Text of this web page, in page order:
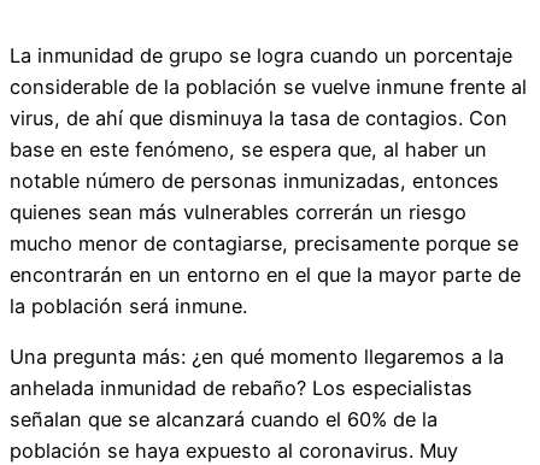
La inmunidad de grupo se logra cuando un porcentaje
considerable de la población se vuelve inmune frente al
virus, de ahí que disminuya la tasa de contagios. Con
base en este fenómeno, se espera que, al haber un
notable número de personas inmunizadas, entonces
quienes sean más vulnerables correrán un riesgo
mucho menor de contagiarse, precisamente porque se
encontrarán en un entorno en el que la mayor parte de
la población será inmune.
Una pregunta más: ¿en qué momento llegaremos a la
anhelada inmunidad de rebaño? Los especialistas
señalan que se alcanzará cuando el 60% de la
población se haya expuesto al coronavirus. Muy